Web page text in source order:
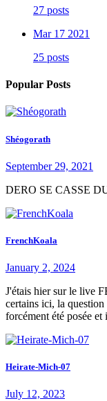
27 posts
Mar 17 2021
25 posts
Popular Posts
Shéogorath
September 29, 2021
DERO SE CASSE
FrenchKoala
January 2, 2024
J'étais hier sur le live
certains ici, la
forcément été posée
Heirate-Mich-07
July 12, 2023